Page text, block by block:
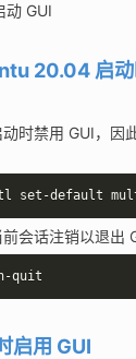
动 GUI
20.04 启动
时禁用 GUI，因
set-default
会话注销以退出
quit
启用 GUI